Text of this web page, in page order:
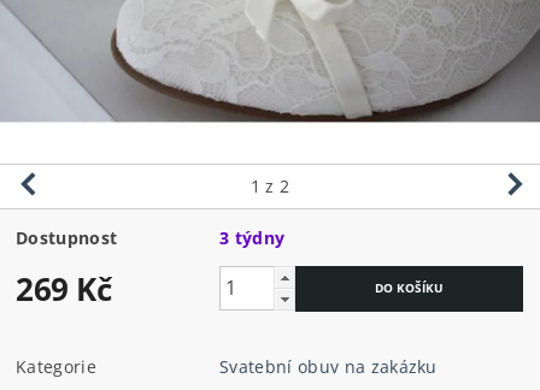
1 z 2
Dostupnost 3 týdny
269 Kč
Kategorie
Svatební obuv na zakázku